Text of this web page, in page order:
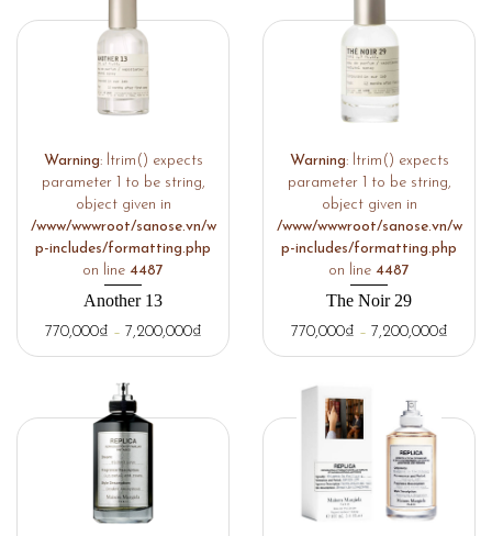
Warning: ltrim() expects
parameter 1 to be string,
object given in
/www/wwwroot/sanose.vn/w
p-includes/formatting.php
on line 4487
Another 13
770,000₫ – 7,200,000₫
Warning: ltrim() expects
parameter 1 to be string,
object given in
/www/wwwroot/sanose.vn/w
p-includes/formatting.php
on line 4487
The Noir 29
770,000₫ – 7,200,000₫